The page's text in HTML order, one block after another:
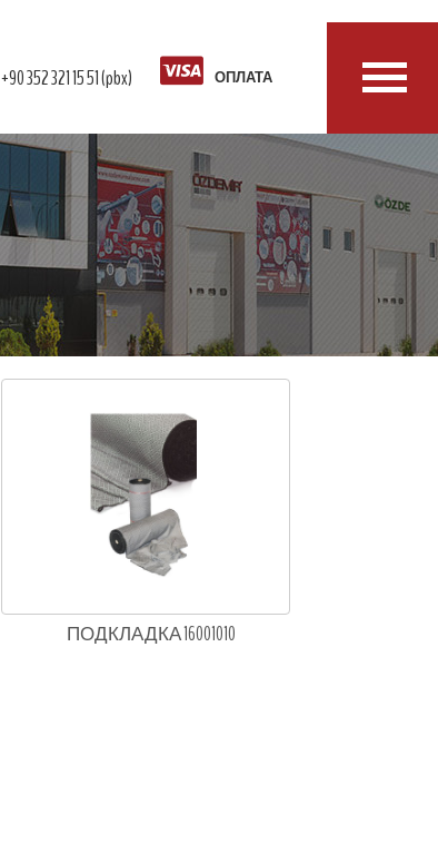
+90 352 321 15 51 (pbx) ОПЛАТА
ПОДКЛАДКА 16001010